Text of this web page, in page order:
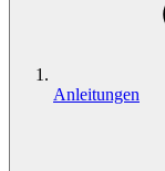
Anleitungen